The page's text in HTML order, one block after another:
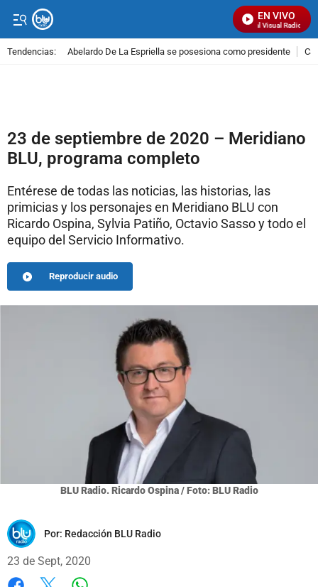
EN VIVO
Señal Visual Radio
Tendencias: Abelardo De La Espriella se posesiona como presidente
23 de septiembre de 2020 – Meridiano
BLU, programa completo
Entérese de todas las noticias, las historias, las
primicias y los personajes en Meridiano BLU con
Ricardo Ospina, Sylvia Patiño, Octavio Sasso y todo el
equipo del Servicio Informativo.
Reproducir audio
BLU Radio. Ricardo Ospina / Foto: BLU Radio
Por: Redacción BLU Radio
23 de Sept, 2020